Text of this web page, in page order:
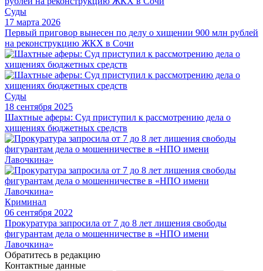
Суды
17 марта 2026
Первый приговор вынесен по делу о хищении 900 млн рублей
на реконструкцию ЖКХ в Сочи
Суды
18 сентября 2025
Шахтные аферы: Суд приступил к рассмотрению дела о
хищениях бюджетных средств
Криминал
06 сентября 2022
Прокуратура запросила от 7 до 8 лет лишения свободы
фигурантам дела о мошенничестве в «НПО имени
Лавочкина»
Обратитесь в редакцию
Контактные данные